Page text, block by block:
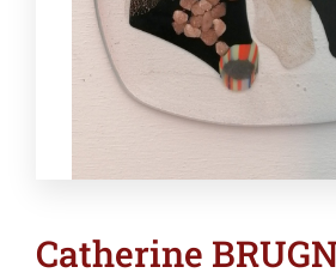
Catherine